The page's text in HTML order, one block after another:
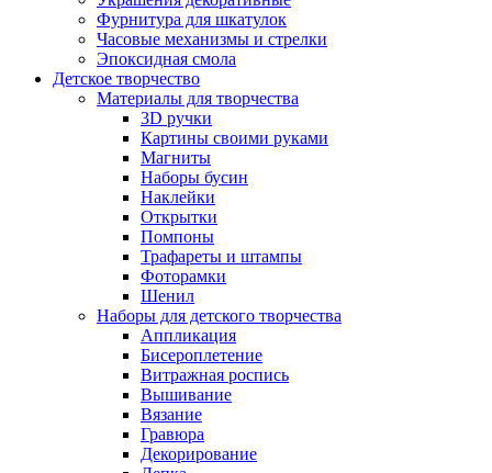
Фурнитура для шкатулок
Часовые механизмы и стрелки
Эпоксидная смола
Детское творчество
Материалы для творчества
3D ручки
Картины своими руками
Магниты
Наборы бусин
Наклейки
Открытки
Помпоны
Трафареты и штампы
Фоторамки
Шенил
Наборы для детского творчества
Аппликация
Бисероплетение
Витражная роспись
Вышивание
Вязание
Гравюра
Декорирование